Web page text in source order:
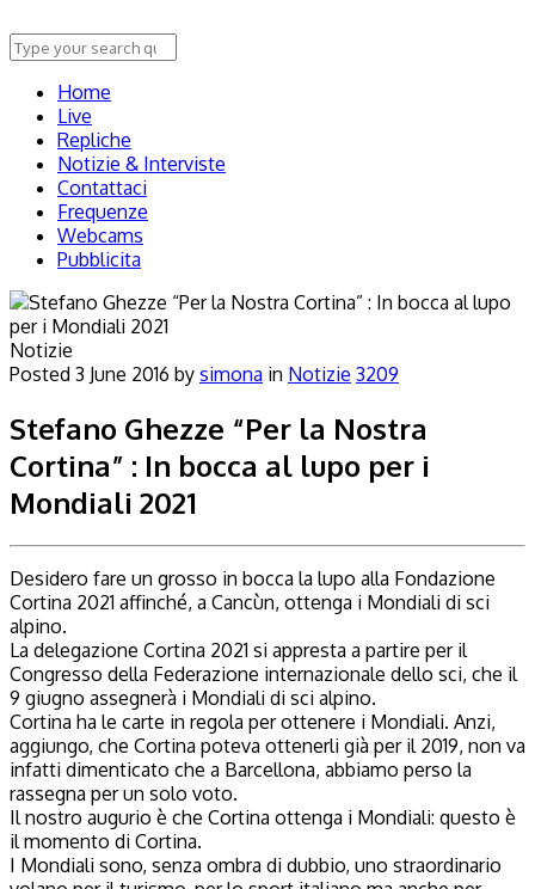
Home
Live
Repliche
Notizie & Interviste
Contattaci
Frequenze
Webcams
Pubblicita
Notizie
Posted 3 June 2016 by simona in Notizie 3209
Stefano Ghezze “Per la Nostra
Cortina” : In bocca al lupo per i
Mondiali 2021
Desidero fare un grosso in bocca la lupo alla Fondazione
Cortina 2021 affinché, a Cancùn, ottenga i Mondiali di sci
alpino.
La delegazione Cortina 2021 si appresta a partire per il
Congresso della Federazione internazionale dello sci, che il
9 giugno assegnerà i Mondiali di sci alpino.
Cortina ha le carte in regola per ottenere i Mondiali. Anzi,
aggiungo, che Cortina poteva ottenerli già per il 2019, non va
infatti dimenticato che a Barcellona, abbiamo perso la
rassegna per un solo voto.
Il nostro augurio è che Cortina ottenga i Mondiali: questo è
il momento di Cortina.
I Mondiali sono, senza ombra di dubbio, uno straordinario